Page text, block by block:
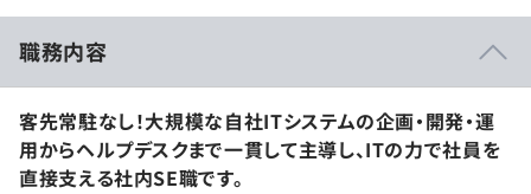
職務内容
客先常駐なし！大規模な自社ITシステムの企画・開発・運
用からヘルプデスクまで一貫して主導し、ITの力で社員を
直接支える社内SE職です。